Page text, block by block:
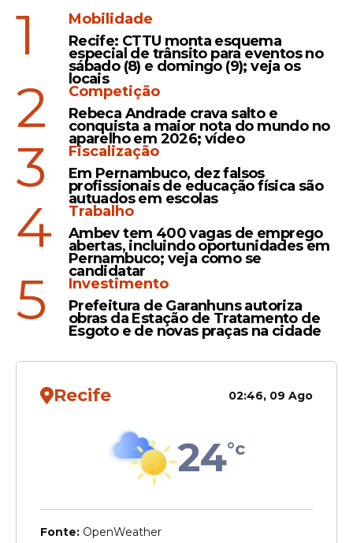
1
Mobilidade
Recife: CTTU monta esquema
especial de trânsito para eventos no
sábado (8) e domingo (9); veja os
locais
2
Competição
Rebeca Andrade crava salto e
conquista a maior nota do mundo no
aparelho em 2026; vídeo
3
Fiscalização
Em Pernambuco, dez falsos
profissionais de educação física são
autuados em escolas
4
Trabalho
Ambev tem 400 vagas de emprego
abertas, incluindo oportunidades em
Pernambuco; veja como se
candidatar
5
Investimento
Prefeitura de Garanhuns autoriza
obras da Estação de Tratamento de
Esgoto e de novas praças na cidade
Recife 02:46, 09 Ago
24°c
Fonte: OpenWeather